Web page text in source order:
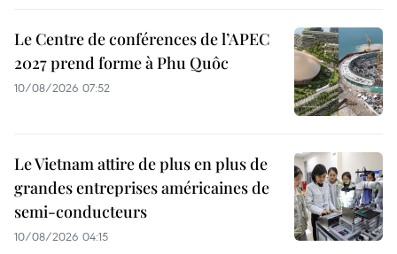
Le Centre de conférences de l’APEC
2027 prend forme à Phu Quôc
10/08/2026 07:52
Le Vietnam attire de plus en plus de
grandes entreprises américaines de
semi-conducteurs
10/08/2026 04:15